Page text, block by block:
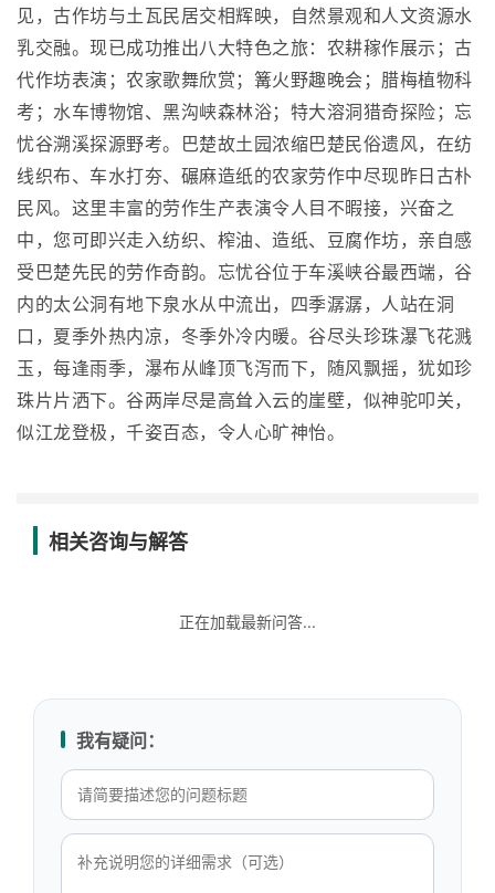
见，古作坊与土瓦民居交相辉映，自然景观和人文资源水
乳交融。现已成功推出八大特色之旅：农耕稼作展示；古
代作坊表演；农家歌舞欣赏；篝火野趣晚会；腊梅植物科
考；水车博物馆、黑沟峡森林浴；特大溶洞猎奇探险；忘
忧谷溯溪探源野考。巴楚故土园浓缩巴楚民俗遗风，在纺
线织布、车水打夯、碾麻造纸的农家劳作中尽现昨日古朴
民风。这里丰富的劳作生产表演令人目不暇接，兴奋之
中，您可即兴走入纺织、榨油、造纸、豆腐作坊，亲自感
受巴楚先民的劳作奇韵。忘忧谷位于车溪峡谷最西端，谷
内的太公洞有地下泉水从中流出，四季潺潺，人站在洞
口，夏季外热内凉，冬季外冷内暖。谷尽头珍珠瀑飞花溅
玉，每逢雨季，瀑布从峰顶飞泻而下，随风飘摇，犹如珍
珠片片洒下。谷两岸尽是高耸入云的崖壁，似神驼叩关，
似江龙登极，千姿百态，令人心旷神怡。
相关咨询与解答
正在加载最新问答...
我有疑问：